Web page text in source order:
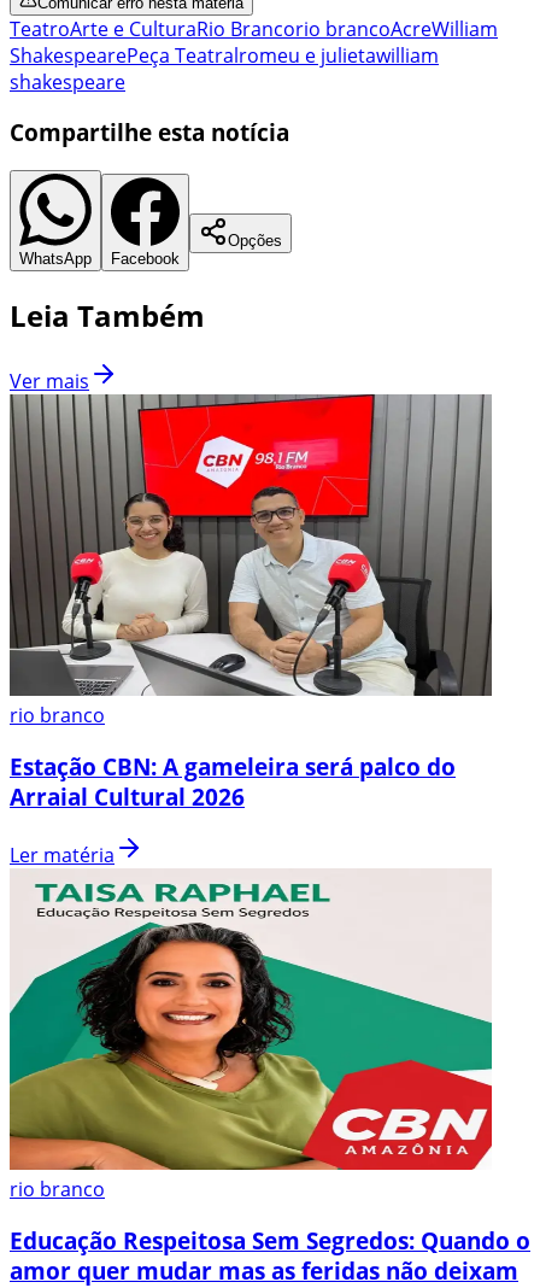
TeatroArte e CulturaRio Brancorio brancoAcreWilliam
ShakespearePeça Teatralromeu e julietawilliam
shakespeare
Compartilhe esta notícia
WhatsApp Facebook
Opções
Leia Também
Ver mais
rio branco
Estação CBN: A gameleira será palco do
Arraial Cultural 2026
Ler matéria
rio branco
Educação Respeitosa Sem Segredos: Quando o
amor quer mudar mas as feridas não deixam